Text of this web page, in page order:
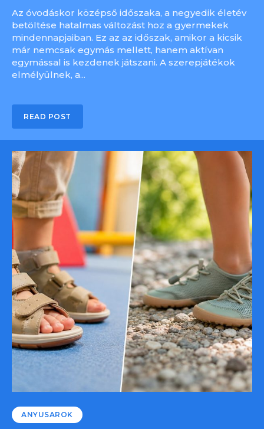
Az óvodáskor középső időszaka, a negyedik életév
betöltése hatalmas változást hoz a gyermekek
mindennapjaiban. Ez az az időszak, amikor a kicsik
már nemcsak egymás mellett, hanem aktívan
egymással is kezdenek játszani. A szerepjátékok
elmélyülnek, a...
READ POST
ANYUSAROK